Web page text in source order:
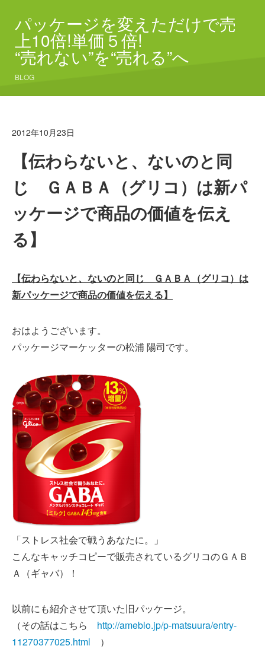
パッケージを変えただけで売
上10倍!単価５倍!
“売れない”を“売れる”へ
BLOG
2012年10月23日
【伝わらないと、ないのと同
じ ＧＡＢＡ（グリコ）は新パ
ッケージで商品の価値を伝え
る】
【伝わらないと、ないのと同じ ＧＡＢＡ（グリコ）は
新パッケージで商品の価値を伝える】
おはようございます。
パッケージマーケッターの松浦 陽司です。
「ストレス社会で戦うあなたに。」
こんなキャッチコピーで販売されているグリコのＧＡＢ
Ａ（ギャバ）！
以前にも紹介させて頂いた旧パッケージ。
（その話はこちら http://ameblo.jp/p-matsuura/entry-
11270377025.html ）